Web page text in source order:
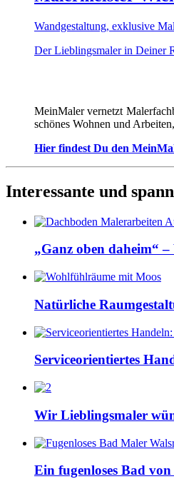
Wandgestaltung, exklusive
Der Lieblingsmaler in Deiner
MeinMaler vernetzt
schönes Wohnen und
Hier findest Du den
Interessante und
„Ganz oben daheim“
Natürliche
Serviceorientiertes
Wir Lieblingsmaler
Ein fugenloses Bad